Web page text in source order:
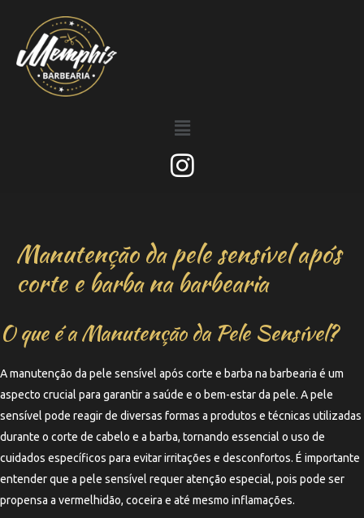
Manutenção da pele sensível após
corte e barba na barbearia
O que é a Manutenção da Pele Sensível?
A manutenção da pele sensível após corte e barba na barbearia é um
aspecto crucial para garantir a saúde e o bem-estar da pele. A pele
sensível pode reagir de diversas formas a produtos e técnicas utilizadas
durante o corte de cabelo e a barba, tornando essencial o uso de
cuidados específicos para evitar irritações e desconfortos. É importante
entender que a pele sensível requer atenção especial, pois pode ser
propensa a vermelhidão, coceira e até mesmo inflamações.